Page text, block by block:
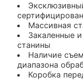
Массивная
Закаленные
станины
Наличие
диапазона
Коробка